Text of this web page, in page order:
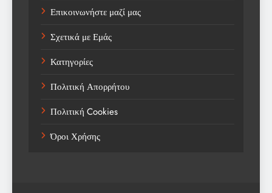
Trending
Weather
Αγορά
Αγορά Εργασίας
Αγροτικά Νέα
Αεροπορία
Επικοινωνήστε μαζί μας
Σχετικά με Εμάς
Κατηγορίες
Πολιτική Απορρήτου
Πολιτική Cookies
Όροι Χρήσης